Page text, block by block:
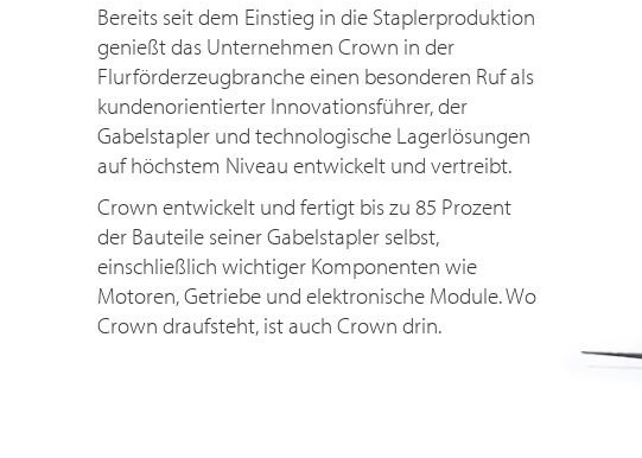
Bereits seit dem Einstieg in die Staplerproduktion
genießt das Unternehmen Crown in der
Flurförderzeugbranche einen besonderen Ruf als
kundenorientierter Innovationsführer, der
Gabelstapler und technologische Lagerlösungen
auf höchstem Niveau entwickelt und vertreibt.
Crown entwickelt und fertigt bis zu85 Prozent
der Bauteile seiner Gabelstapler selbst,
einschließlich wichtiger Komponenten wie
Motoren, Getriebe und elektronische Module. Wo
Crown draufsteht, ist auch Crown drin.